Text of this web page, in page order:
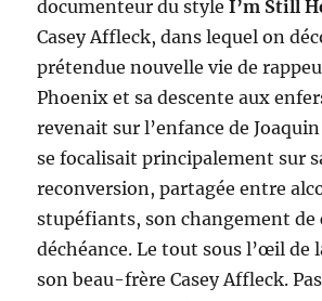
documenteur du styleI’m Still
Casey Affleck, dans lequel on
prétendue nouvelle vie de
Phoenix et sa descente aux
revenait sur l’enfance de
se focalisait principalement sur
reconversion, partagée entre
stupéfiants, son changement de
déchéance. Le tout sous l’œil de
son beau-frère Casey Affleck.